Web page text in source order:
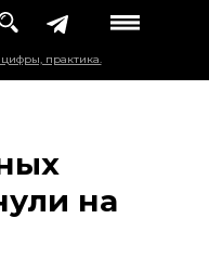
цифры, практика.
на